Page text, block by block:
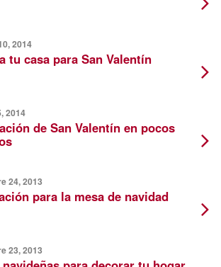
2014
tu casa para San Valentín
2014
de San Valentín en pocos
24, 2013
para la mesa de navidad
23, 2013